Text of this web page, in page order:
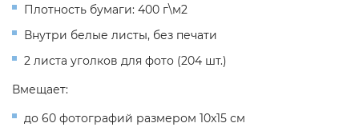
Плотность бумаги: 400 г\м2
Внутри белые листы, без печати
2 листа уголков для фото (204 шт.)
Вмещает:
до 60 фотографий размером 10x15 см